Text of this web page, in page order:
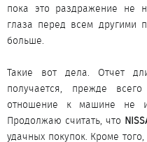
пока это раздражение не
глаза перед всем другими
больше.
Такие вот дела. Отчет
получается, прежде
отношение к машине не
Продолжаю считать, что
удачных покупок. Кроме